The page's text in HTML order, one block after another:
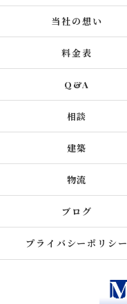
当社の想い
料金表
Q&A
相談
建築
物流
ブログ
プライバシーポリシー